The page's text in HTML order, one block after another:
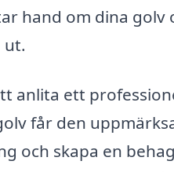
hand om dina
ut.
anlita ett
får den
och skapa en